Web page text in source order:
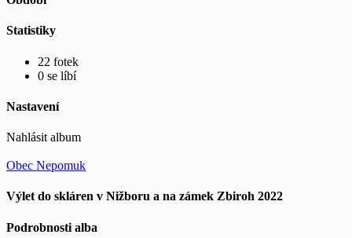
Statistiky
22 fotek
0 se líbí
Nastavení
Nahlásit album
Obec Nepomuk
Výlet do skláren v Nižboru a na zámek Zbiroh 2022
Podrobnosti alba